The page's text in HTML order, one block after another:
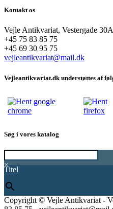
Kontakt os
Vejle Antikvariat, Vestergade
+45 75 83 85 75
+45 69 30 95 75
vejleantikvariat@mail.dk
Vejleantikvariat.dk understøttes af
Søg i vores katalog
×
Titel
Copyright © Vejle Antikvariat -